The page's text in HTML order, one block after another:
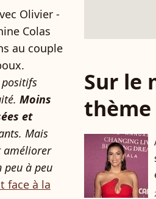
Olivier -
Colas
au couple
positifs
Moins
et
Mais
améliorer
peu à peu
face à la
Sur le
thème